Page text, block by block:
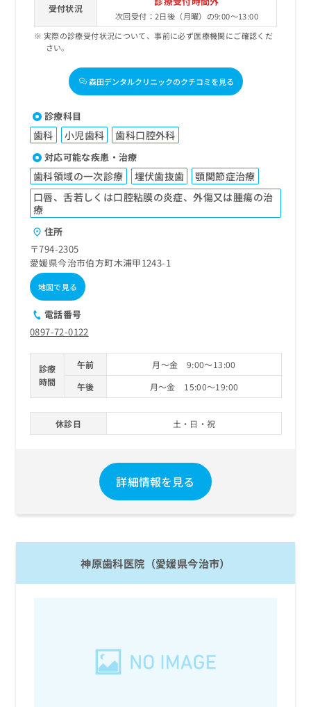
受付状況
次回受付：2日後（月曜）の9:00～13:00
実際の診療受付状況について、事前に必ず医療機関にご確認くだ
さい。
森田デンタルクリニックのクチコミを見る
診療科目
歯科 小児歯科 歯科口腔外科
対応可能な疾患・治療
歯科領域の一次診療 埋伏歯抜歯
顎関節症治療
口唇、舌若しくは口腔粘膜の炎症、外傷又は腫瘍の治
療
住所
〒794-2305
愛媛県今治市伯方町木浦甲1243-1
地図で見る
電話番号
0897-72-0122
診療
時間
午前
月～金 9:00～13:00
午後
月～金 15:00～19:00
休診日 土・日・祝
詳細情報を見る
神原歯科医院（愛媛県今治市）